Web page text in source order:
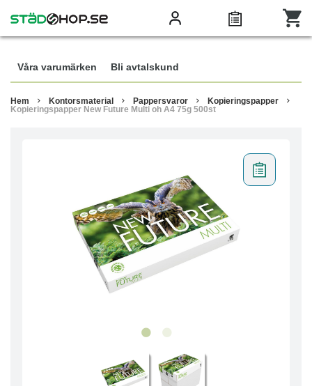
Våra varumärken Bli avtalskund
Hem Kontorsmaterial Pappersvaror
Kopieringspapper
Kopieringspapper New Future Multi oh A4 75g 500st